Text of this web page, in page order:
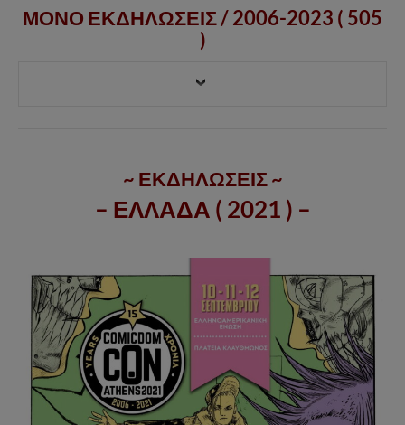
ΜΟΝΟ ΕΚΔΗΛΩΣΕΙΣ / 2006-2023 ( 505
)
~ ΕΚΔΗΛΩΣΕΙΣ ~
– ΕΛΛΑΔΑ ( 2021 ) –